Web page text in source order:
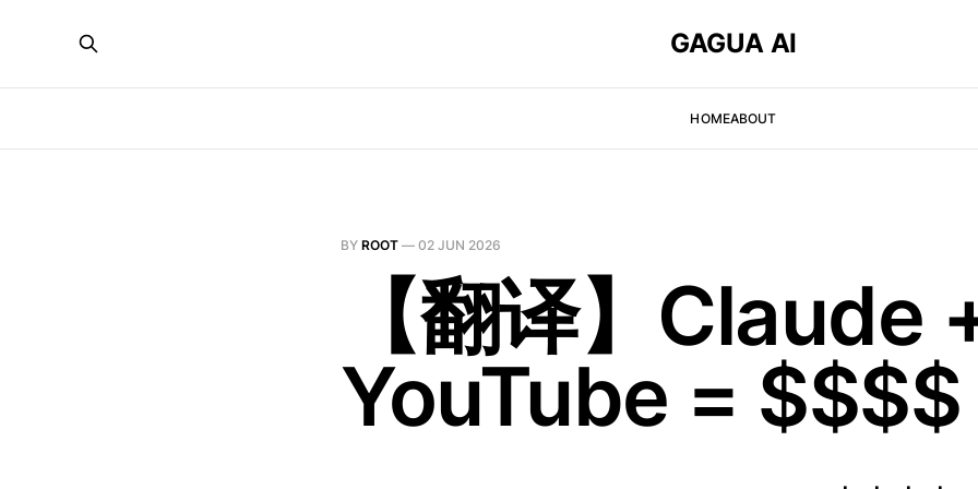
GAGUA AI
HOMEABOUT
BY ROOT — 02 JUN 2026
【翻译】Claude
YouTube = $$$$